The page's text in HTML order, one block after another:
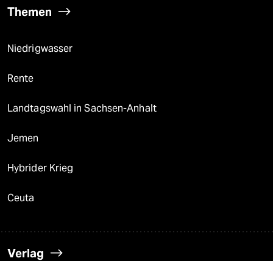
Themen
Niedrigwasser
Rente
Landtagswahl in Sachsen-Anhalt
Jemen
Hybrider Krieg
Ceuta
Verlag